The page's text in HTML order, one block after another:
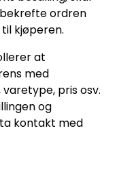
ordren
kjøperen.
at
med
pris osv.
og
kontakt med